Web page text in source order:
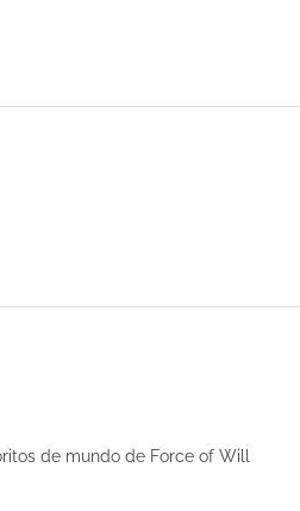
de mundo de Force of Will